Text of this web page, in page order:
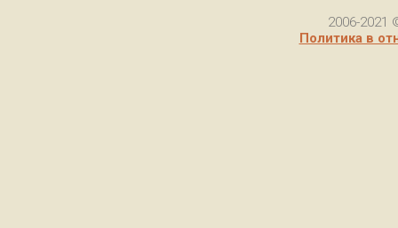
2006-2021
Политика в